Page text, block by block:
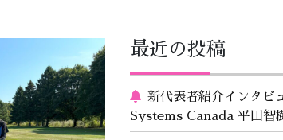
最近の投稿
新代表者紹介インタビ
Systems Canada 平田智